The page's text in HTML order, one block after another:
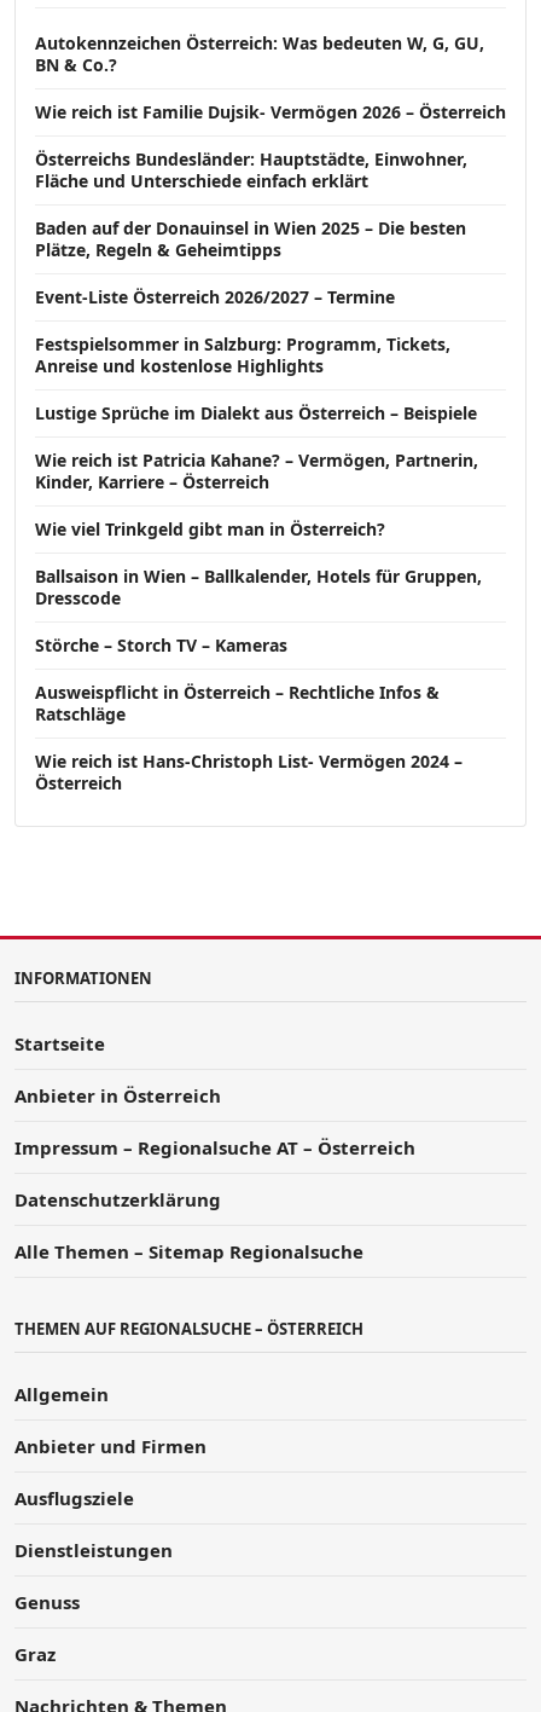
Autokennzeichen Österreich: Was bedeuten W, G, GU,
BN & Co.?
Wie reich ist Familie Dujsik- Vermögen 2026 – Österreich
Österreichs Bundesländer: Hauptstädte, Einwohner,
Fläche und Unterschiede einfach erklärt
Baden auf der Donauinsel in Wien 2025 – Die besten
Plätze, Regeln & Geheimtipps
Event-Liste Österreich 2026/2027 – Termine
Festspielsommer in Salzburg: Programm, Tickets,
Anreise und kostenlose Highlights
Lustige Sprüche im Dialekt aus Österreich – Beispiele
Wie reich ist Patricia Kahane? – Vermögen, Partnerin,
Kinder, Karriere – Österreich
Wie viel Trinkgeld gibt man in Österreich?
Ballsaison in Wien – Ballkalender, Hotels für Gruppen,
Dresscode
Störche – Storch TV – Kameras
Ausweispflicht in Österreich – Rechtliche Infos &
Ratschläge
Wie reich ist Hans-Christoph List- Vermögen 2024 –
Österreich
INFORMATIONEN
Startseite
Anbieter in Österreich
Impressum – Regionalsuche AT – Österreich
Datenschutzerklärung
Alle Themen – Sitemap Regionalsuche
THEMEN AUF REGIONALSUCHE – ÖSTERREICH
Allgemein
Anbieter und Firmen
Ausflugsziele
Dienstleistungen
Genuss
Graz
Nachrichten & Themen